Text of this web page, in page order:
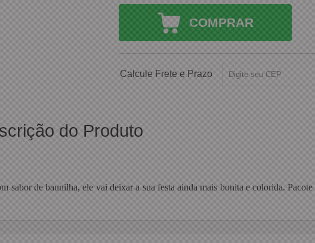
COMPRAR
Calcule Frete e Prazo
do Produto
sabor de baunilha, ele vai deixar a sua festa ainda mais bonita e colorida.